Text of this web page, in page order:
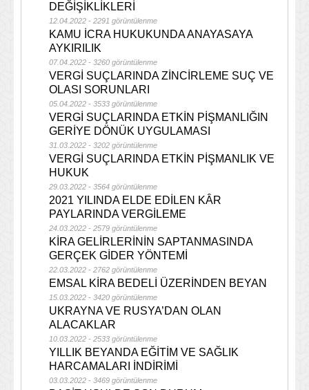
DEĞİŞİKLİKLERİ
12.04.2022 - 2291 görüntülenme
KAMU İCRA HUKUKUNDA ANAYASAYA
AYKIRILIK
07.04.2022 - 3260 görüntülenme
VERGİ SUÇLARINDA ZİNCİRLEME SUÇ VE
OLASI SORUNLARI
05.04.2022 - 3533 görüntülenme
VERGİ SUÇLARINDA ETKİN PİŞMANLIĞIN
GERİYE DÖNÜK UYGULAMASI
31.03.2022 - 3202 görüntülenme
VERGİ SUÇLARINDA ETKİN PİŞMANLIK VE
HUKUK
29.03.2022 - 3564 görüntülenme
2021 YILINDA ELDE EDİLEN KÂR
PAYLARINDA VERGİLEME
24.03.2022 - 2579 görüntülenme
KİRA GELİRLERİNİN SAPTANMASINDA
GERÇEK GİDER YÖNTEMİ
22.03.2022 - 2762 görüntülenme
EMSAL KİRA BEDELİ ÜZERİNDEN BEYAN
15.03.2022 - 3420 görüntülenme
UKRAYNA VE RUSYA’DAN OLAN
ALACAKLAR
10.03.2022 - 2533 görüntülenme
YILLIK BEYANDA EĞİTİM VE SAĞLIK
HARCAMALARI İNDİRİMİ
03.03.2022 - 3469 görüntülenme